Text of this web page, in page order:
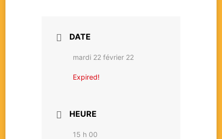
DATE
mardi 22 février 22
Expired!
HEURE
15 h 00